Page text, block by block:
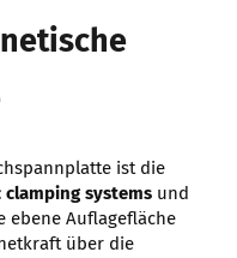
ist die
clamping systemsund
ebene Auflagefläche
über die